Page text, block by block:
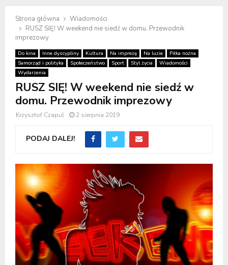
Strona główna
Wiadomości
RUSZ SIĘ! W weekend nie siedź w domu. Przewodnik
imprezowy
Do kina Inne dyscypliny Kultura Na imprezę Na luzie
Piłka nożna
Samorząd i polityka
Społeczeństwo Sport Styl życia
Wiadomości
Wydarzenia
RUSZ SIĘ! W weekend nie siedź w
domu. Przewodnik imprezowy
Krzysztof Czapul 2 sierpnia 2019
PODAJ DALEJ!